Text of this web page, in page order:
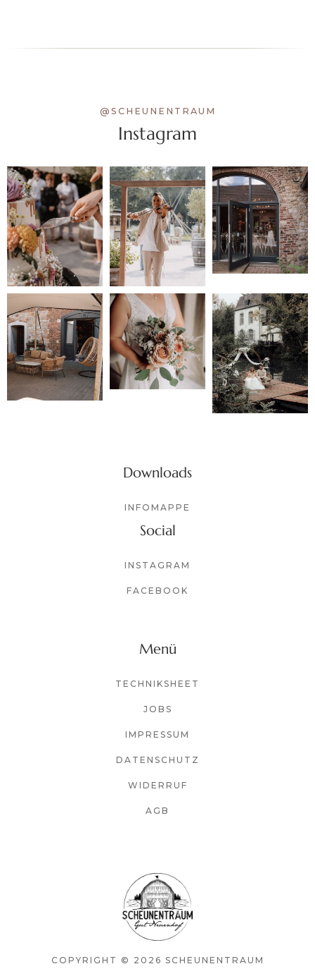
@SCHEUNENTRAUM
Instagram
Downloads
INFOMAPPE
Social
INSTAGRAM
FACEBOOK
Menü
TECHNIKSHEET
JOBS
IMPRESSUM
DATENSCHUTZ
WIDERRUF
AGB
COPYRIGHT © 2026 SCHEUNENTRAUM